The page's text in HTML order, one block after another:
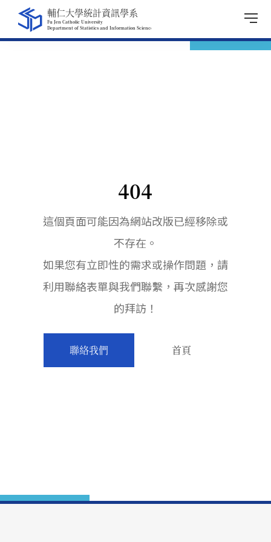
404
這個頁面可能因為網站改版已經移除或
不存在。
如果您有立即性的需求或操作問題，請
利用聯絡表單與我們聯繫，再次感謝您
的拜訪！
聯絡我們 首頁